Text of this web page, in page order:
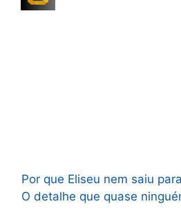
Por que Eliseu nem saiu
O detalhe que quase